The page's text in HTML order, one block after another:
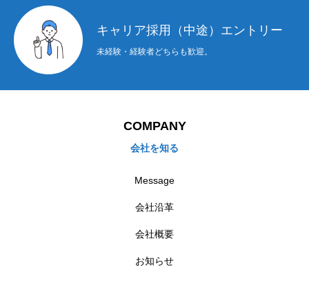
キャリア採用（中途）エントリー
未経験・経験者どちらも歓迎。
COMPANY
会社を知る
Message
会社沿革
会社概要
お知らせ